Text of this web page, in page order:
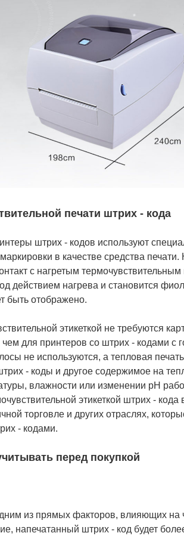
печати штрих - кода
штрих - кодов используют
в качестве средства печати.
с нагретым
действием нагрева и становится
быть отображено.
этикеткой не требуются
для принтеров со штрих - кодами с
не используются, а тепловая
- коды и другое содержимое на
влажности или изменении pH
этикеткой штрих - кода
торговле и других отраслях,
- кодами.
перед покупкой
из прямых факторов, влияющих на
напечатанный штрих - код будет